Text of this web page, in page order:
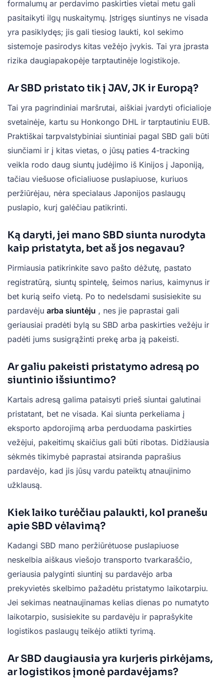
formalumų ar perdavimo paskirties vietai metu gali
pasitaikyti ilgų nuskaitymų. Įstrigęs siuntinys ne visada
yra pasiklydęs; jis gali tiesiog laukti, kol sekimo
sistemoje pasirodys kitas vežėjo įvykis. Tai yra įprasta
rizika daugiapakopėje tarptautinėje logistikoje.
Ar SBD pristato tik į JAV, JK ir Europą?
Tai yra pagrindiniai maršrutai, aiškiai įvardyti oficialioje
svetainėje, kartu su Honkongo DHL ir tarptautiniu EUB.
Praktiškai tarpvalstybiniai siuntiniai pagal SBD gali būti
siunčiami ir į kitas vietas, o jūsų paties 4-tracking
veikla rodo daug siuntų judėjimo iš Kinijos į Japoniją,
tačiau viešuose oficialiuose puslapiuose, kuriuos
peržiūrėjau, nėra specialaus Japonijos paslaugų
puslapio, kurį galėčiau patikrinti.
Ką daryti, jei mano SBD siunta nurodyta
kaip pristatyta, bet aš jos negavau?
Pirmiausia patikrinkite savo pašto dėžutę, pastato
registratūrą, siuntų spintelę, šeimos narius, kaimynus ir
bet kurią seifo vietą. Po to nedelsdami susisiekite su
pardavėju arba siuntėju , nes jie paprastai gali
geriausiai pradėti bylą su SBD arba paskirties vežėju ir
padėti jums susigrąžinti prekę arba ją pakeisti.
Ar galiu pakeisti pristatymo adresą po
siuntinio išsiuntimo?
Kartais adresą galima pataisyti prieš siuntai galutinai
pristatant, bet ne visada. Kai siunta perkeliama į
eksporto apdorojimą arba perduodama paskirties
vežėjui, pakeitimų skaičius gali būti ribotas. Didžiausia
sėkmės tikimybė paprastai atsiranda paprašius
pardavėjo, kad jis jūsų vardu pateiktų atnaujinimo
užklausą.
Kiek laiko turėčiau palaukti, kol pranešu
apie SBD vėlavimą?
Kadangi SBD mano peržiūrėtuose puslapiuose
neskelbia aiškaus viešojo transporto tvarkaraščio,
geriausia palyginti siuntinį su pardavėjo arba
prekyvietės skelbimo pažadėtu pristatymo laikotarpiu.
Jei sekimas neatnaujinamas kelias dienas po numatyto
laikotarpio, susisiekite su pardavėju ir paprašykite
logistikos paslaugų teikėjo atlikti tyrimą.
Ar SBD daugiausia yra kurjeris pirkėjams,
ar logistikos įmonė pardavėjams?